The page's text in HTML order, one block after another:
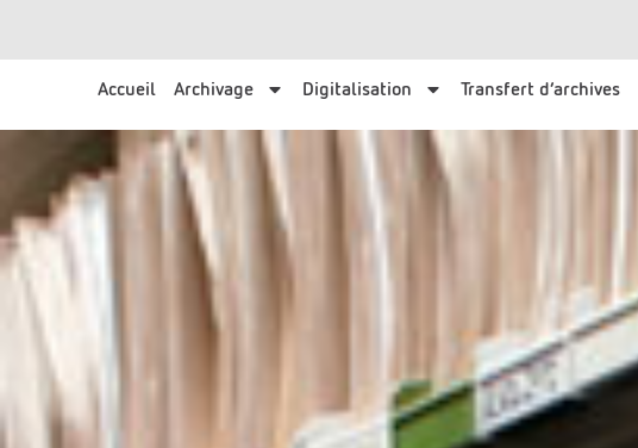
Accueil Archivage Digitalisation Transfert d’archives